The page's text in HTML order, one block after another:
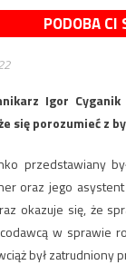
PODOBA CI
Igor
się porozumieć z
przedstawiany
oraz jego
okazuje się, że
w sprawie
był zatrudniony